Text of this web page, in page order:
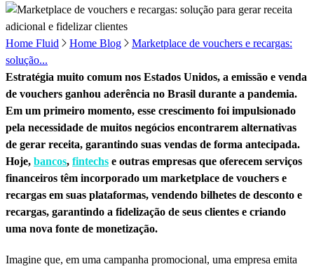
Home Fluid Home Blog
Marketplace de vouchers e recargas:
solução...
Estratégia muito comum nos Estados Unidos, a emissão e venda
de vouchers ganhou aderência no Brasil durante a pandemia.
Em um primeiro momento, esse crescimento foi impulsionado
pela necessidade de muitos negócios encontrarem alternativas
de gerar receita, garantindo suas vendas de forma antecipada.
Hoje, bancos, fintechs e outras empresas que oferecem serviços
financeiros têm incorporado um marketplace de vouchers e
recargas em suas plataformas, vendendo bilhetes de desconto e
recargas, garantindo a fidelização de seus clientes e criando
uma nova fonte de monetização.
Imagine que, em uma campanha promocional, uma empresa emita